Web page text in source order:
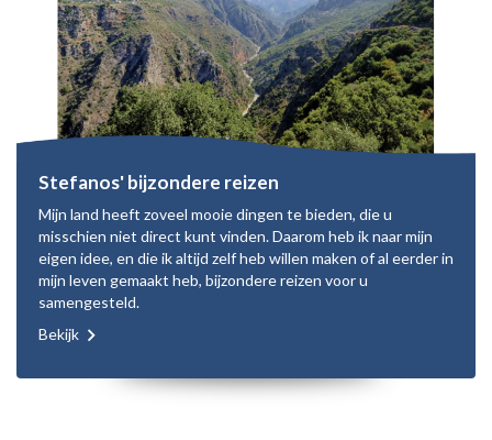
Stefanos' bijzondere reizen
Mijn land heeft zoveel mooie dingen te bieden, die u
misschien niet direct kunt vinden. Daarom heb ik naar mijn
eigen idee, en die ik altijd zelf heb willen maken of al eerder in
mijn leven gemaakt heb, bijzondere reizen voor u
samengesteld.
Bekijk